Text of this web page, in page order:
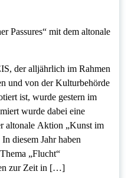
der alljährlich im Rahmen
und von der Kulturbehörde
ist, wurde gestern im
wurde dabei eine
altonale Aktion „Kunst im
diesem Jahr haben
„Flucht“
zur Zeit in […]